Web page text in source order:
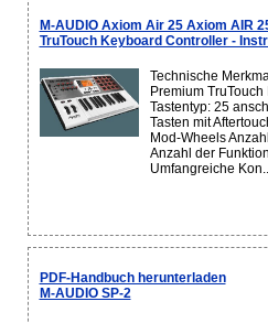
M-AUDIO Axiom Air 25 Axiom AIR
TruTouch Keyboard Controller -
Technische
Premium
Tastentyp: 25
Tasten mit
Mod-Wheels
Anzahl der
Umfangreiche
PDF-Handbuch herunterladen
M-AUDIO SP-2